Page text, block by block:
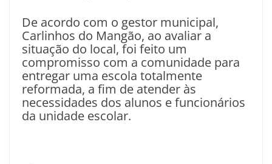
De acordo com o gestor municipal,
Carlinhos do Mangão, ao avaliar a
situação do local, foi feito um
compromisso com a comunidade para
entregar uma escola totalmente
reformada, a fim de atender às
necessidades dos alunos e funcionários
da unidade escolar.